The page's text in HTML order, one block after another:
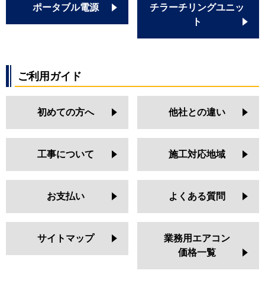
ポータブル電源
チラーチリングユニッ
ト
ご利用ガイド
初めての方へ 他社との違い
工事について 施工対応地域
お支払い よくある質問
サイトマップ
業務用エアコン
価格一覧